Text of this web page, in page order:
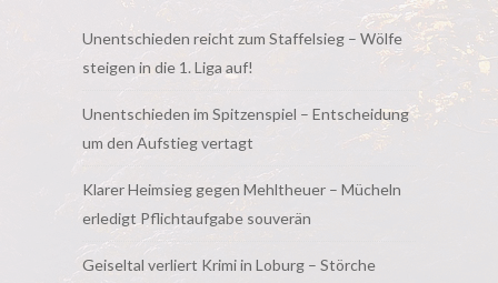
Unentschieden reicht zum Staffelsieg – Wölfe
steigen in die 1. Liga auf!
Unentschieden im Spitzenspiel – Entscheidung
um den Aufstieg vertagt
Klarer Heimsieg gegen Mehltheuer – Mücheln
erledigt Pflichtaufgabe souverän
Geiseltal verliert Krimi in Loburg – Störche